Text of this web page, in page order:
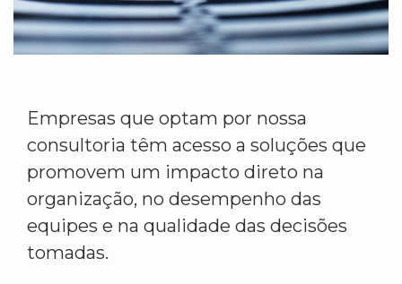
Empresas que optam por nossa
consultoria têm acesso a soluções que
promovem um impacto direto na
organização, no desempenho das
equipes e na qualidade das decisões
tomadas.